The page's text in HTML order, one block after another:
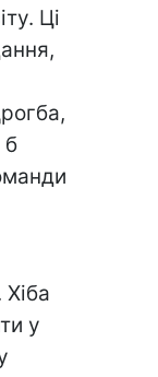
Ці
б
Хіба
у